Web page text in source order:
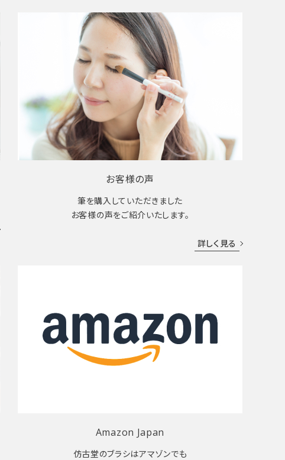
お客様の声
筆を購入していただきました
お客様の声をご紹介いたします。
詳しく見る
Amazon Japan
仿古堂のブラシはアマゾンでも